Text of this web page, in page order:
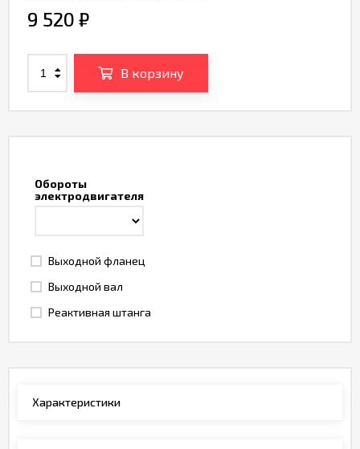
Обороты
электродвигателя
Выходной фланец
Выходной вал
Реактивная штанга
9 520 ₽
В корзину
Характеристики